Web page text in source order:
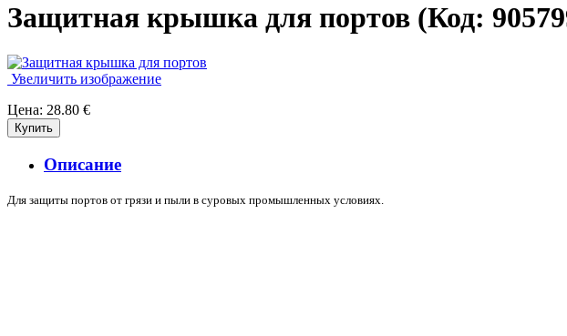
Защитная крышка для портов (Код:
Увеличить изображение
Цена: 28.80 €
Описание
Для защиты портов от грязи и пыли в суровых промышленных условиях.